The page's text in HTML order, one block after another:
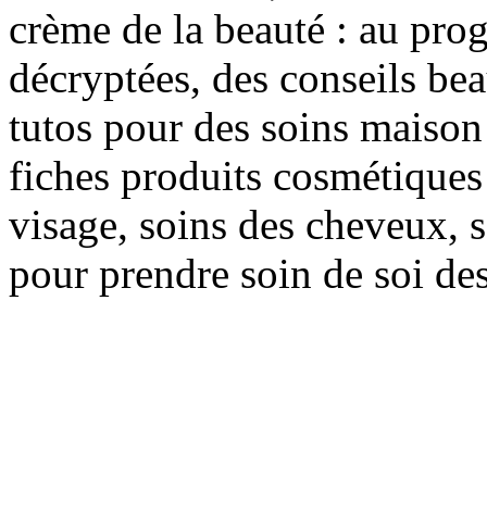
crème de la beauté : au
décryptées, des conseils
tutos pour des soins
fiches produits
visage, soins des cheveux,
pour prendre soin de soi